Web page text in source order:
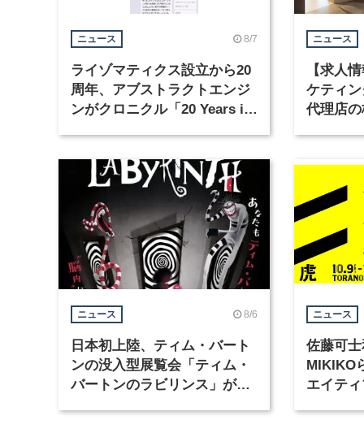
ニュース 8/7
ライゾマティクス設立から20
周年、アブストラクトエンジ
ンがクロニクル「20 Years in
ニュース
【求人
ケティ
代理店
ニュース 8/6
日本初上陸、ティム・バート
ンの没入型展覧会「ティム・
バートンのラビリンス」が東
ニュース
佐藤可
MIKIKO
エイテ